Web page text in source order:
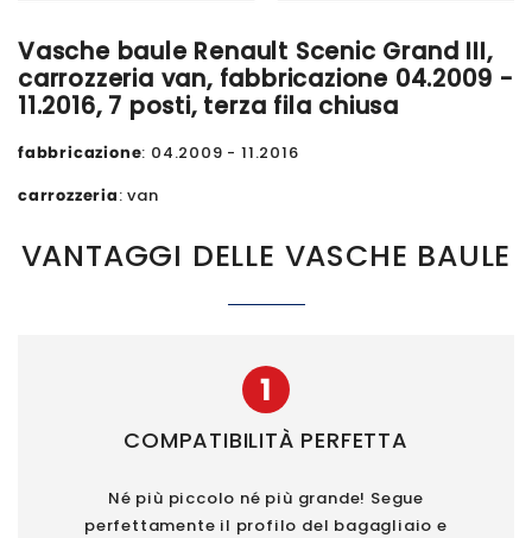
Vasche baule Renault Scenic Grand III,
carrozzeria van, fabbricazione 04.2009 -
11.2016, 7 posti, terza fila chiusa
fabbricazione: 04.2009 - 11.2016
carrozzeria: van
VANTAGGI DELLE VASCHE BAULE
1
COMPATIBILITÀ PERFETTA
Né più piccolo né più grande! Segue
perfettamente il profilo del bagagliaio e